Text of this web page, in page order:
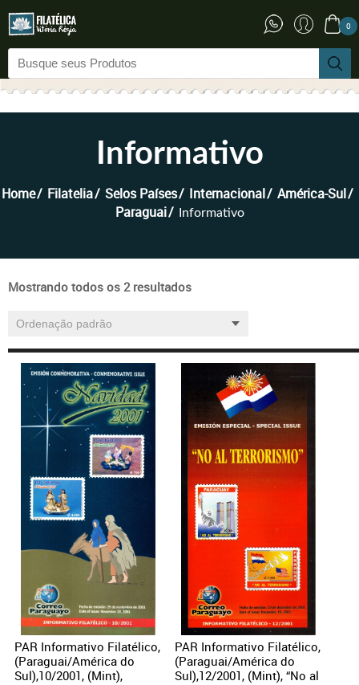
0
Informativo
Home Filatelia Selos Países Internacional
América-Sul
Paraguai
Informativo
Mostrando todos os 2 resultados
PAR Informativo Filatélico,
(Paraguai/América do
Sul),10/2001, (Mint),
PAR Informativo Filatélico,
(Paraguai/América do
Sul),12/2001, (Mint), “No al